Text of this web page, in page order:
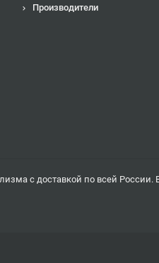
Производители
с доставкой по всей